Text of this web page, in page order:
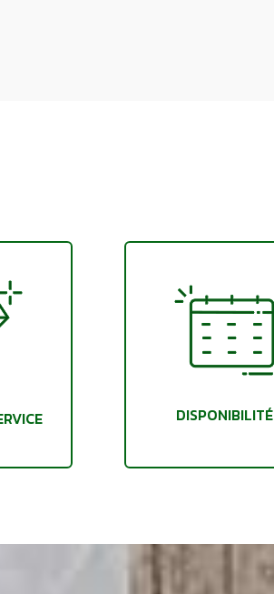
DISPONIBILITÉ